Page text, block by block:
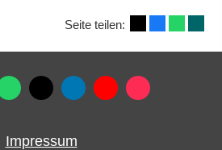
Seite teilen:
Impressum